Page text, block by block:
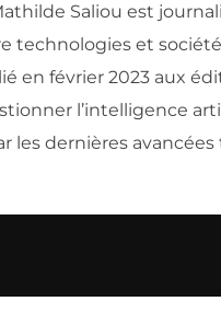
Saliou est
et société.
en février 2023 aux
l’intelligence
les dernières